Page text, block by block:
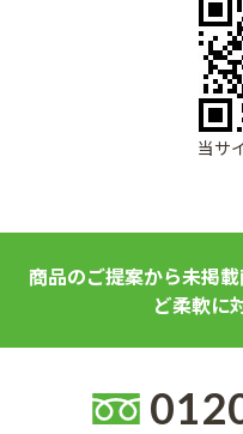
当サ
商品のご提案から未掲
ど柔軟に